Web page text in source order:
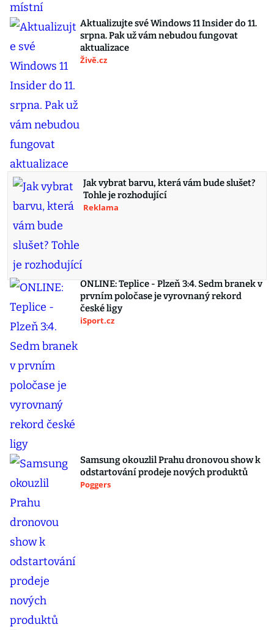
Aktualizujte své Windows 11 Insider do 11.
srpna. Pak už vám nebudou fungovat
aktualizace
Živě.cz
Jak vybrat barvu, která vám bude slušet?
Tohle je rozhodující
Reklama
ONLINE: Teplice - Plzeň 3:4. Sedm branek v
prvním poločase je vyrovnaný rekord
české ligy
iSport.cz
Samsung okouzlil Prahu dronovou show k
odstartování prodeje nových produktů
Poggers